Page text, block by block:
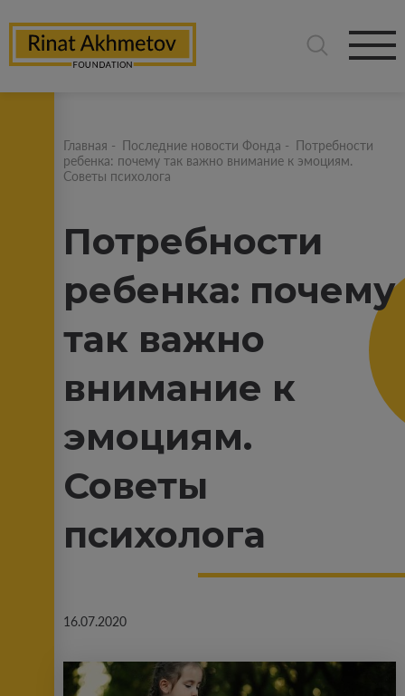
Главная - Последние новости Фонда - Потребности
ребенка: почему так важно внимание к эмоциям.
Советы психолога
Потребности
ребенка: почему
так важно
внимание к
эмоциям.
Советы
психолога
16.07.2020